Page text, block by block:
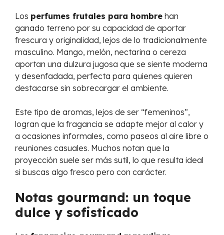
Los perfumes frutales para hombre han
ganado terreno por su capacidad de aportar
frescura y originalidad, lejos de lo tradicionalmente
masculino. Mango, melón, nectarina o cereza
aportan una dulzura jugosa que se siente moderna
y desenfadada, perfecta para quienes quieren
destacarse sin sobrecargar el ambiente.
Este tipo de aromas, lejos de ser “femeninos”,
logran que la fragancia se adapte mejor al calor y
a ocasiones informales, como paseos al aire libre o
reuniones casuales. Muchos notan que la
proyección suele ser más sutil, lo que resulta ideal
si buscas algo fresco pero con carácter.
Notas gourmand: un toque
dulce y sofisticado